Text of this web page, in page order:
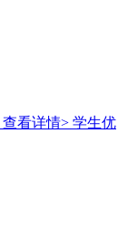
查看详情> 学生优